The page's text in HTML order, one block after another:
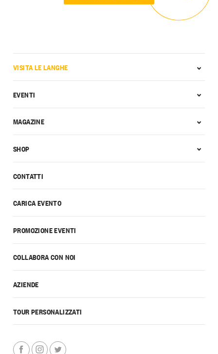
CONTATTI
CARICA EVENTO
PROMOZIONE EVENTI
COLLABORA CON NOI
AZIENDE
TOUR PERSONALIZZATI
VISITA LE LANGHE
EVENTI
MAGAZINE
SHOP